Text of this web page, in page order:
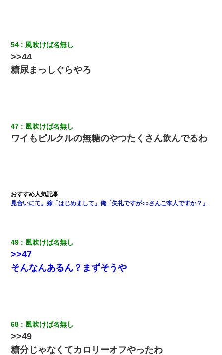
54 風吹けば名無し
>>44
糖尿まっしぐらやろ
47 風吹けば名無し
ワイもピルクルの無糖のやつたくさん飲んでるわ
見合いにて。嫁「はじめまして」俺「失礼ですが○○さんご本人ですか？」
49 風吹けば名無し
>>47
そんなんあるん？まずそうや
68 風吹けば名無し
>>49
糖分じゃなくてカロリーオフやったわ